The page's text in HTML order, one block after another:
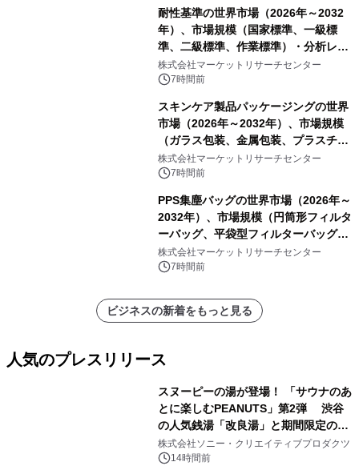
耐性基準の世界市場（2026年～2032
年）、市場規模（国家標準、一級標
準、二級標準、作業標準）・分析レポ
ートを発表
株式会社マーケットリサーチセンター
7時間前
スキンケア製品パッケージングの世界
市場（2026年～2032年）、市場規模
（ガラス包装、金属包装、プラスチッ
ク包装、その他）・分析レポートを発
表
株式会社マーケットリサーチセンター
7時間前
PPS集塵バッグの世界市場（2026年～
2032年）、市場規模（円筒形フィルタ
ーバッグ、平袋型フィルターバッグ、
プリーツフィルターバッグ、その
他）・分析レポートを発表
株式会社マーケットリサーチセンター
7時間前
ビジネスの新着をもっと見る
人気のプレスリリース
スヌーピーの湯が登場！ 「サウナのあ
とに楽しむPEANUTS」第2弾 渋谷
の人気銭湯「改良湯」と期間限定のコ
ラボレーション サウナイキタイコラ
ボグッズも発売決定！
株式会社ソニー・クリエイティブプロダクツ
14時間前